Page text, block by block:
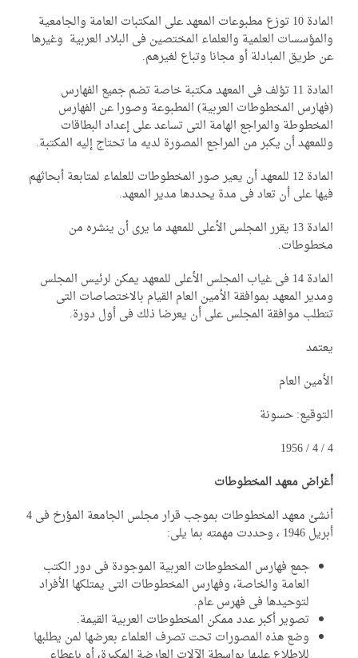
المادة 10 توزع مطبوعات المعهد على المكتبات العامة والجامعية
العلمية والعلماء المختصين فى البلاد العربية وغيرها
طريق المبادلة أو مجانا وتباع لغيرهم.
المادة 11 تؤلف فى المعهد مكتبة خاصة تضم جميع الفهارس
المخطوطات العربية) المطبوعة وصورا عن الفهارس
والمراجع الهامة التى تساعد على إعداد البطاقات
أن يكبر من المراجع المصورة لديه ما تحتاج إليه المكتبة.
المادة 12 للمعهد أن يعير صور المخطوطات للعلماء لمتابعة أبحاثهم
على أن تعاد فى مدة يحددها مدير المعهد.
المادة 13 يقرر المجلس الأعلى للمعهد ما يرى أن ينشره من
المادة 14 فى غياب المجلس الأعلى للمعهد يمكن لرئيس المجلس
المعهد بموافقة الأمين العام القيام بالاختصاصات التى
موافقة المجلس على أن يعرضا ذلك فى أول دورة.
العام
حسونة
معهد المخطوطات
أنشئ معهد المخطوطات بموجب قرار مجلس الجامعة المؤرخ فى 4
جمع فهارس المخطوطات العربية الموجودة فى دور الكتب
العامة والخاصة، وفهارس المخطوطات التى يمتلكها الأفراد
لتوحيدها فى فهرس عام.
تصوير أكبر عدد ممكن المخطوطات العربية القيمة.
وضع هذه المصورات تحت تصرف العلماء بعرضها لمن يطلبها